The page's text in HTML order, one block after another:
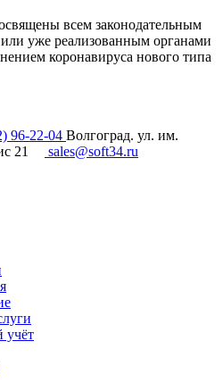
всем законодательным
уже реализованным органами
коронавируса нового типа
96-22-04 Волгоград. ул. им.
21
sales@soft34.ru
учёт